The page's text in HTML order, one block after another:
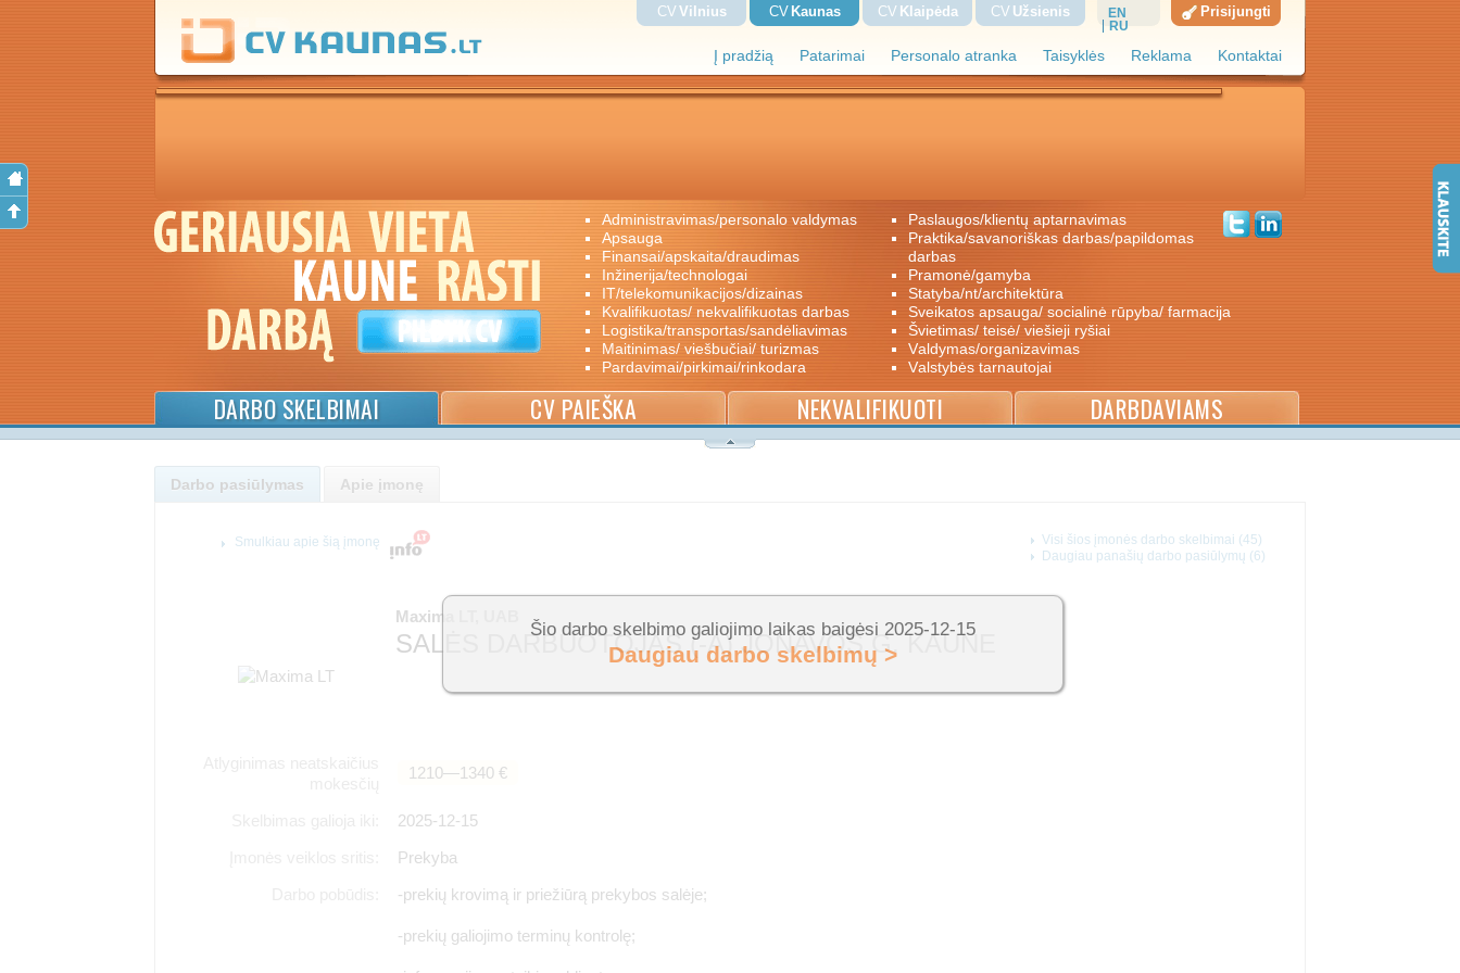
Į pradžią Patarimai Personalo atranka Taisyklės Reklama Kontaktai
CV Vilnius CV Kaunas CV Klaipėda CV Užsienis
EN
RU
Prisijungti
administravimas/personalo valdymas
apsauga
finansai/apskaita/draudimas
inžinerija/technologai
IT/telekomunikacijos/dizainas
kvalifikuotas/ nekvalifikuotas darbas
logistika/transportas/sandėliavimas
maitinimas/ viešbučiai/ turizmas
pardavimai/pirkimai/rinkodara
paslaugos/klientų aptarnavimas
praktika/savanoriškas darbas/papildomas
darbas
pramonė/gamyba
statyba/nt/architektūra
sveikatos apsauga/ socialinė rūpyba/ farmacija
švietimas/ teisė/ viešieji ryšiai
valdymas/organizavimas
valstybės tarnautojai
DARBO SKELBIMAI CV PAIEŠKA NEKVALIFIKUOTI DARBDAVIAMS
Darbo pasiūlymas Apie įmonę
Maxima LT, UAB
SALĖS DARBUOTOJAS (-A) JONAVOS G. KAUNE
1210―1340 €
2025-12-15
Prekyba
-prekių krovimą ir priežiūrą prekybos salėje;
-prekių galiojimo terminų kontrolę;
Visi šios įmonės darbo skelbimai (45)
Daugiau panašių darbo pasiūlymų (6)
Smulkiau apie šią įmonę
Šio darbo skelbimo galiojimo laikas baigėsi 2025-12-15
Daugiau darbo skelbimų >